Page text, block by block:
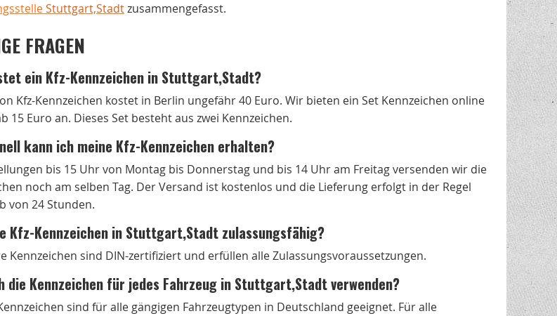
Stuttgart,Stadtzusammengefasst.
FRAGEN
ein Kfz-Kennzeichen in Stuttgart,Stadt?
Kfz-Kennzeichen kostet in Berlin ungefähr 40 Euro. Wir bieten ein Set Kennzeichen online
15 Euro an. Dieses Set besteht aus zwei Kennzeichen.
kann ich meine Kfz-Kennzeichen erhalten?
bis 15 Uhr von Montag bis Donnerstag und bis 14 Uhr am Freitag versenden wir die
noch am selben Tag. Der Versand ist kostenlos und die Lieferung erfolgt in der Regel
von 24 Stunden.
Kfz-Kennzeichen in Stuttgart,Stadt zulassungsfähig?
Kennzeichen sind DIN-zertifiziert und erfüllen alle Zulassungsvoraussetzungen.
die Kennzeichen für jedes Fahrzeug in Stuttgart,Stadt verwenden?
sind für alle gängigen Fahrzeugtypen in Deutschland geeignet. Für alle